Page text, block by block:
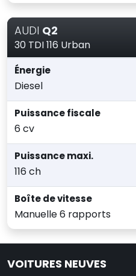
AUDI Q2
30 TDI 116 Urban
Énergie
Diesel
Puissance fiscale
6 cv
Puissance maxi.
116 ch
Boîte de vitesse
Manuelle 6 rapports
VOITURES NEUVES